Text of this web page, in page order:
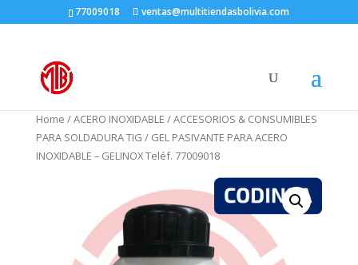
77009018 ventas@multitiendasbolivia.com
Home /ACERO INOXIDABLE /ACCESORIOS & CONSUMIBLES
PARA SOLDADURA TIG / GEL PASIVANTE PARA ACERO
INOXIDABLE – GELINOX Teléf. 77009018